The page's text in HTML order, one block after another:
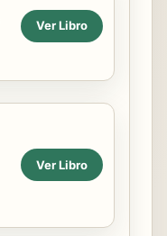
Ver Libro
Ver Libro